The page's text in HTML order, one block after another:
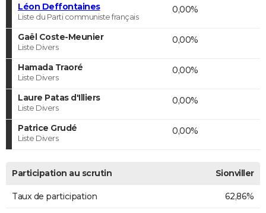
Léon Deffontaines
Liste du Parti communiste français
0,00%
Gaël Coste-Meunier
Liste Divers
0,00%
Hamada Traoré
Liste Divers
0,00%
Laure Patas d'Illiers
Liste Divers
0,00%
Patrice Grudé
Liste Divers
0,00%
Participation au scrutin Sionviller
Taux de participation 62,86%